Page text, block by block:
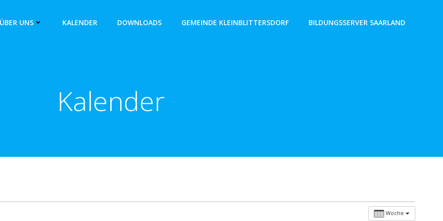
ÜBER UNS KALENDER DOWNLOADS GEMEINDE KLEINBLITTERSDORF BILDUNGSSERVER SAARLAND
Kalender
Woche